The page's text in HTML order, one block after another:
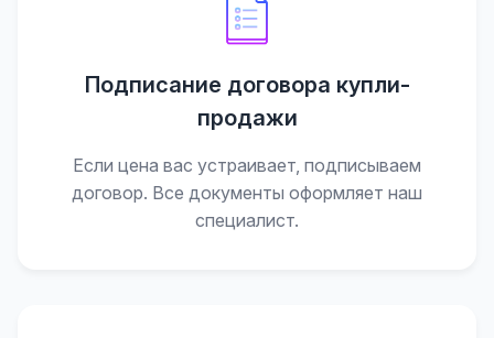
Подписание договора купли-
продажи
Если цена вас устраивает, подписываем
договор. Все документы оформляет наш
специалист.